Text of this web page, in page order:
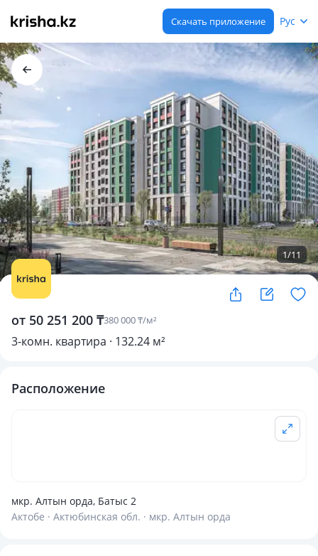
Скачать приложение Рус
1/11
от 50 251 200 ₸380 000 ₸/м²
3-комн. квартира · 132.24 м²
Расположение
мкр. Алтын орда, Батыс 2
Актобе · Актюбинская обл. · мкр. Алтын орда